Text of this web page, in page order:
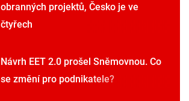
obranných projektů, Česko je ve
čtyřech
Návrh EET 2.0 prošel Sněmovnou. Co
se změní pro podnikatele?